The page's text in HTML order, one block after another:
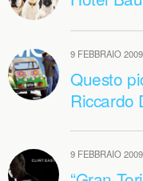
9 FEBBRAIO
Questo
Riccardo
9 FEBBRAIO